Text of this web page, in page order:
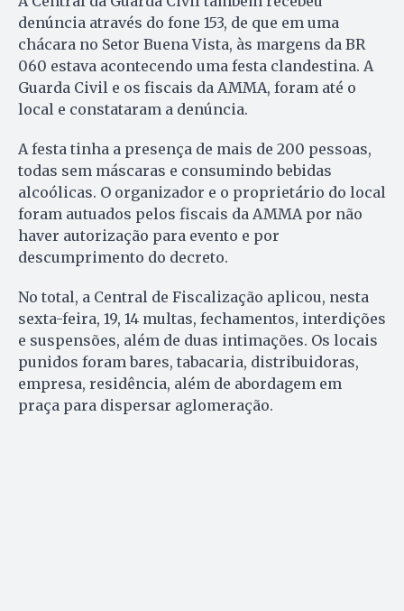
denúncia através do fone 153, de que em uma
chácara no Setor Buena Vista, às margens da BR
060 estava acontecendo uma festa clandestina. A
Guarda Civil e os fiscais da AMMA, foram até o
local e constataram a denúncia.
A festa tinha a presença de mais de 200 pessoas,
todas sem máscaras e consumindo bebidas
alcoólicas. O organizador e o proprietário do local
foram autuados pelos fiscais da AMMA por não
haver autorização para evento e por
descumprimento do decreto.
No total, a Central de Fiscalização aplicou, nesta
sexta-feira, 19, 14 multas, fechamentos, interdições
e suspensões, além de duas intimações. Os locais
punidos foram bares, tabacaria, distribuidoras,
empresa, residência, além de abordagem em
praça para dispersar aglomeração.